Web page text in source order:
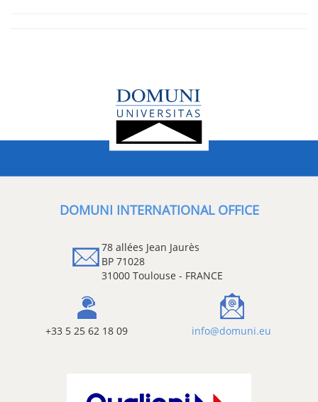
DOMUNI INTERNATIONAL OFFICE
78 allées Jean Jaurès
BP 71028
31000 Toulouse - FRANCE
+33 5 25 62 18 09 info@domuni.eu